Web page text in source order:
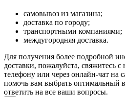
самовывоз из магазина;
доставка по городу;
транспортными компаниями;
междугородняя доставка.
Для получения более подробной
доставки, пожалуйста, свяжитесь
телефону или через онлайн-чат на
помочь вам выбрать оптимальный
ответить на все ваши вопросы.